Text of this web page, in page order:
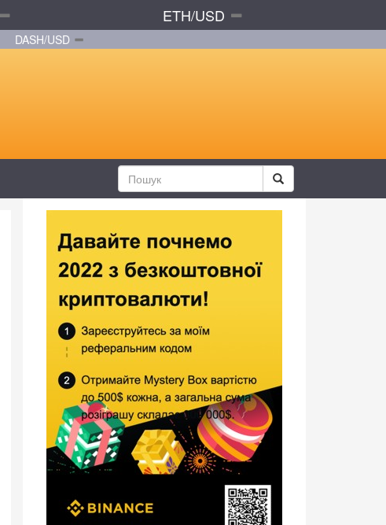
ETH/USD
DASH/USD